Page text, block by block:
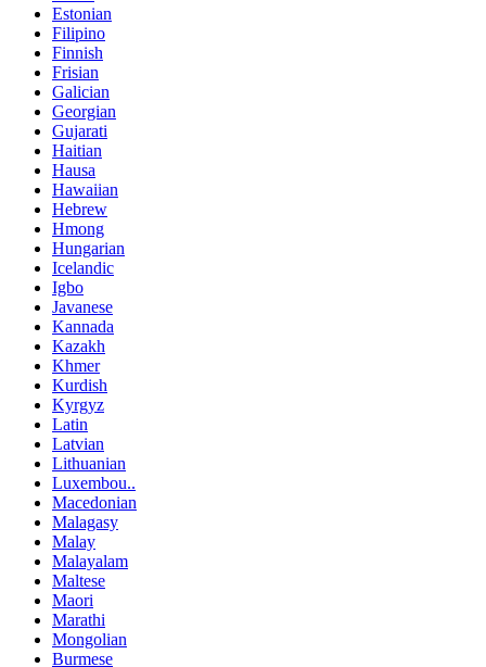
Estonian
Filipino
Finnish
Frisian
Galician
Georgian
Gujarati
Haitian
Hausa
Hawaiian
Hebrew
Hmong
Hungarian
Icelandic
Igbo
Javanese
Kannada
Kazakh
Khmer
Kurdish
Kyrgyz
Latin
Latvian
Lithuanian
Luxembou..
Macedonian
Malagasy
Malay
Malayalam
Maltese
Maori
Marathi
Mongolian
Burmese